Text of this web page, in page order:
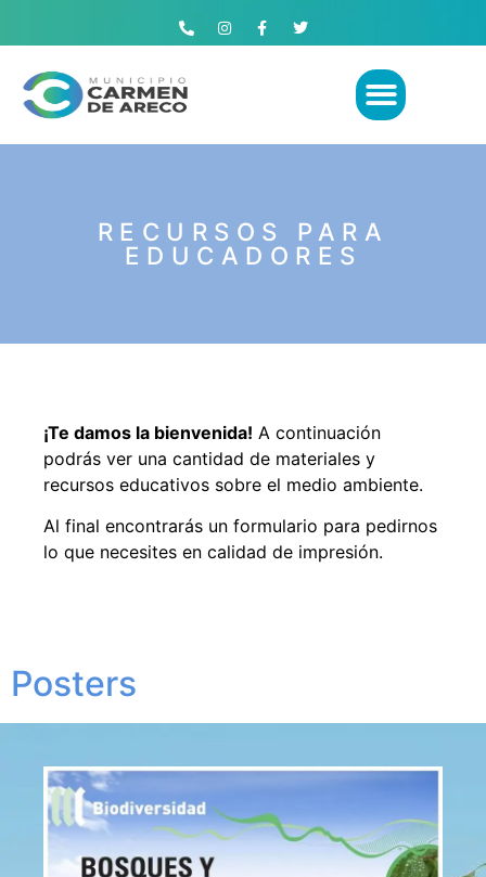
RECURSOS PARA
EDUCADORES
¡Te damos la bienvenida! A continuación
podrás ver una cantidad de materiales y
recursos educativos sobre el medio ambiente.
Al final encontrarás un formulario para pedirnos
lo que necesites en calidad de impresión.
Posters